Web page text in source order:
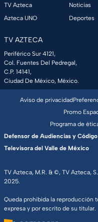
TV Azteca
Azteca UNO
Noticias
Deportes
TV AZTECA
Periférico Sur 4121,
Col. Fuentes Del Pedregal,
C.P. 14141,
Ciudad De México, México.
TV Azteca, M.R. & ©, TV Azteca,
2025.
Queda prohibida la reproducción
expresa y por escrito de su titular.
Aviso de privacidad
Promo
Programa de
Defensor de Audiencias y
Televisora del Valle de México